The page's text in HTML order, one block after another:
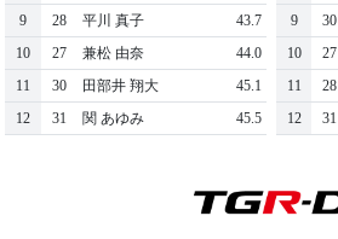
9
28 平川 真子
43.7
10
27 兼松 由奈
44.0
11
30 田部井 翔大
45.1
12
31 関 あゆみ 45.5
9
30
10
27
11
28
12
31